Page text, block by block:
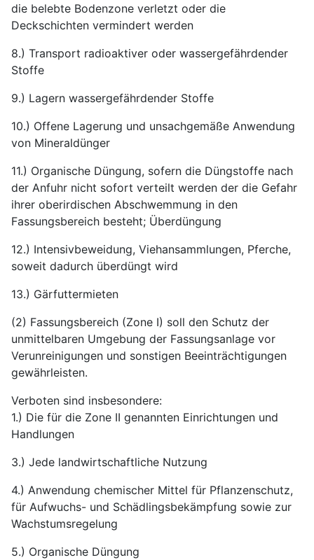
die belebte Bodenzone verletzt oder die
Deckschichten vermindert werden
8.) Transport radioaktiver oder wassergefährdender
Stoffe
9.) Lagern wassergefährdender Stoffe
10.) Offene Lagerung und unsachgemäße Anwendung
von Mineraldünger
11.) Organische Düngung, sofern die Düngstoffe nach
der Anfuhr nicht sofort verteilt werden der die Gefahr
ihrer oberirdischen Abschwemmung in den
Fassungsbereich besteht; Überdüngung
12.) Intensivbeweidung, Viehansammlungen, Pferche,
soweit dadurch überdüngt wird
13.) Gärfuttermieten
(2) Fassungsbereich (Zone I) soll den Schutz der
unmittelbaren Umgebung der Fassungsanlage vor
Verunreinigungen und sonstigen Beeinträchtigungen
gewährleisten.
Verboten sind insbesondere:
1.) Die für die Zone II genannten Einrichtungen und
Handlungen
3.) Jede landwirtschaftliche Nutzung
4.) Anwendung chemischer Mittel für Pflanzenschutz,
für Aufwuchs- und Schädlingsbekämpfung sowie zur
Wachstumsregelung
5.) Organische Düngung